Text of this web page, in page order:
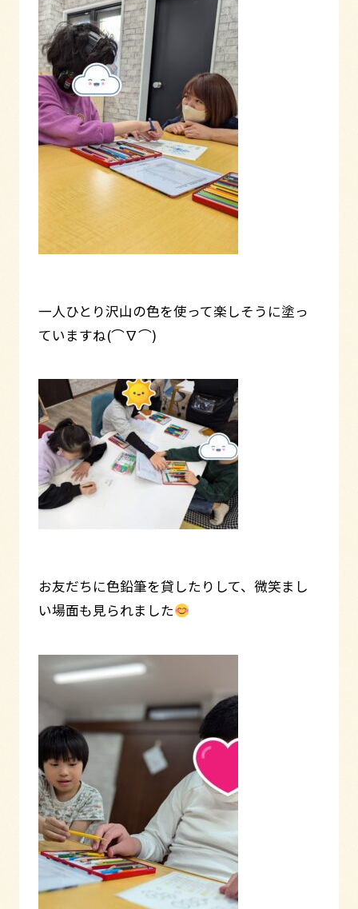
一人ひとり沢山の色を使って楽しそうに塗っ
ていますね(⌒∇⌒)
お友だちに色鉛筆を貸したりして、微笑まし
い場面も見られました